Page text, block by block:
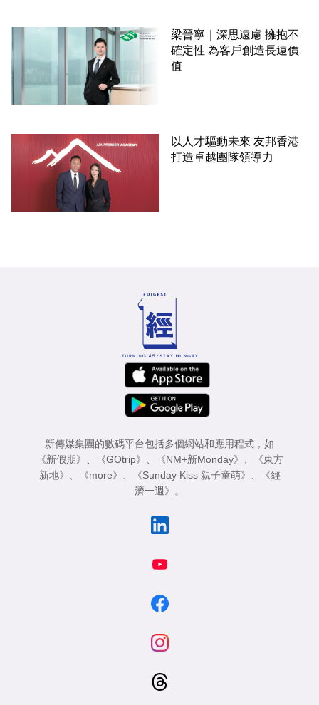
梁晉寧｜深思遠慮 擁抱不
確定性 為客戶創造長遠價
值
以人才驅動未來 友邦香港
打造卓越團隊領導力
新傳媒集團的數碼平台包括多個網站和應用程式，如
《新假期》 、 《GOtrip》 、 《NM+新Monday》 、
《東方
新地》 、 《more》 、 《Sunday Kiss 親子童萌》 、
《經
濟一週》 。